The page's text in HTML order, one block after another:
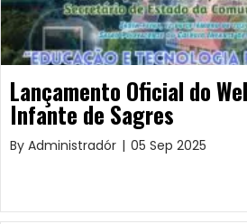
Lançamento Oficial do
Infante de Sagres
By Administradór | 05 Sep 2025